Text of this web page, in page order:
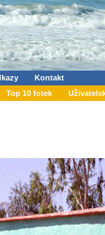
Kontakt
Top 10 fotek